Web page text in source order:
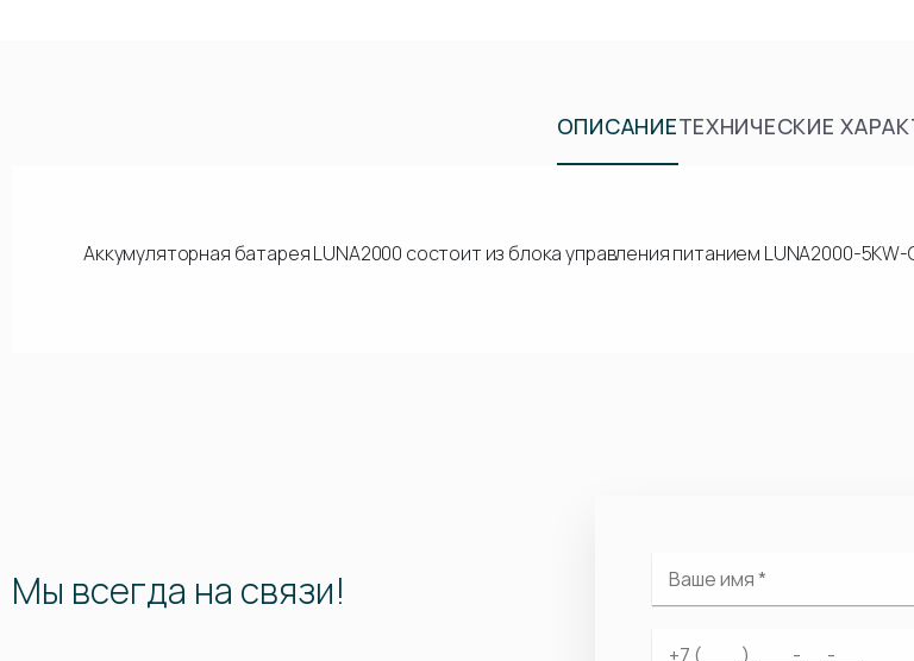
ОПИСАНИЕТЕХНИЧЕСКИЕ
Аккумуляторная батарея LUNA2000 состоит из блока управления питанием LUNA2000-
Мы всегда на связи!